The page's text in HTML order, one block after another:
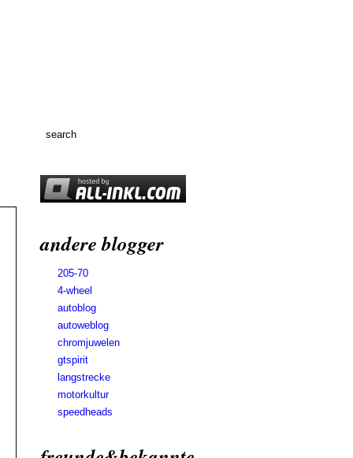
andere blogger
205-70
4-wheel
autoblog
autoweblog
chromjuwelen
gtspirit
langstrecke
motorkultur
speedheads